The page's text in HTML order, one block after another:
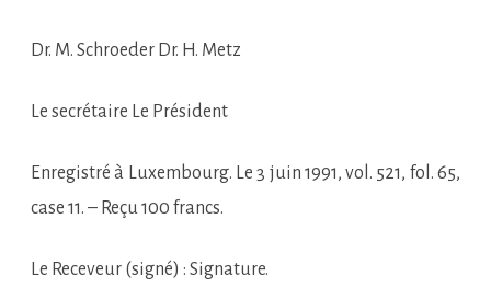
Dr. M. Schroeder Dr. H. Metz
Le secrétaire Le Président
Enregistré à Luxembourg. Le 3 juin 1991, vol. 521, fol. 65,
case 11. – Reçu 100 francs.
Le Receveur (signé) : Signature.